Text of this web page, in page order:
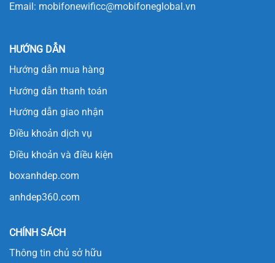
Email: mobifonewificc@mobifoneglobal.vn
HƯỚNG DẪN
Hướng dẫn mua hàng
Hướng dẫn thanh toán
Hướng dẫn giao nhận
Điều khoản dịch vụ
Điều khoản và điều kiện
boxanhdep.com
anhdep360.com
CHÍNH SÁCH
Thông tin chủ sở hữu